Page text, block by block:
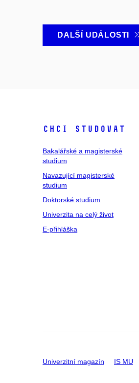
DALŠÍ UDÁLOSTI
Chci studovat
Bakalářské a magisterské
studium
Navazující magisterské
studium
Doktorské studium
Univerzita na celý život
E-přihláška
Univerzitní magazín IS MU